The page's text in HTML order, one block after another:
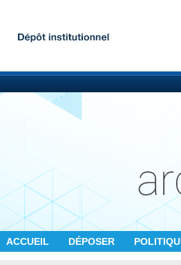
ACCUEIL DÉPOSER